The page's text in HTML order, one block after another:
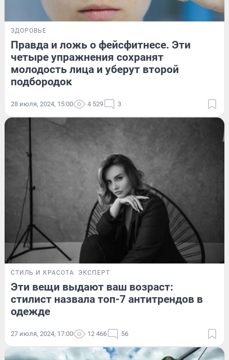
ЗДОРОВЬЕ
Правда и ложь о фейсфитнесе. Эти
четыре упражнения сохранят
молодость лица и уберут второй
подбородок
28 июля, 2024, 15:00 4 529 3
СТИЛЬ И КРАСОТА ЭКСПЕРТ
Эти вещи выдают ваш возраст:
стилист назвала топ-7 антитрендов в
одежде
27 июля, 2024, 17:00 12 466 56